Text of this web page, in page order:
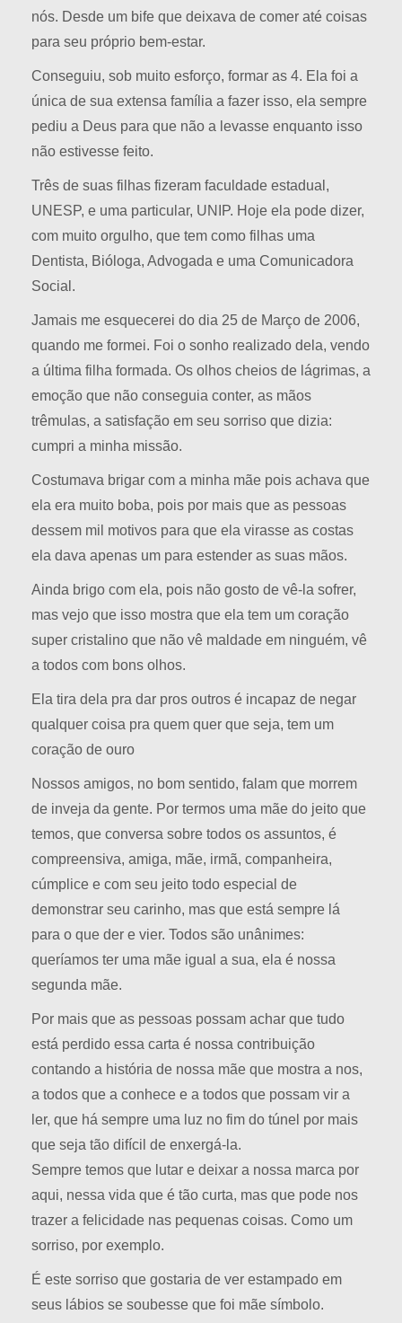
nós. Desde um bife que deixava de comer até coisas
para seu próprio bem-estar.
Conseguiu, sob muito esforço, formar as 4. Ela foi a
única de sua extensa família a fazer isso, ela sempre
pediu a Deus para que não a levasse enquanto isso
não estivesse feito.
Três de suas filhas fizeram faculdade estadual,
UNESP, e uma particular, UNIP. Hoje ela pode dizer,
com muito orgulho, que tem como filhas uma
Dentista, Bióloga, Advogada e uma Comunicadora
Social.
Jamais me esquecerei do dia 25 de Março de 2006,
quando me formei. Foi o sonho realizado dela, vendo
a última filha formada. Os olhos cheios de lágrimas, a
emoção que não conseguia conter, as mãos
trêmulas, a satisfação em seu sorriso que dizia:
cumpri a minha missão.
Costumava brigar com a minha mãe pois achava que
ela era muito boba, pois por mais que as pessoas
dessem mil motivos para que ela virasse as costas
ela dava apenas um para estender as suas mãos.
Ainda brigo com ela, pois não gosto de vê-la sofrer,
mas vejo que isso mostra que ela tem um coração
super cristalino que não vê maldade em ninguém, vê
a todos com bons olhos.
Ela tira dela pra dar pros outros é incapaz de negar
qualquer coisa pra quem quer que seja, tem um
coração de ouro
Nossos amigos, no bom sentido, falam que morrem
de inveja da gente. Por termos uma mãe do jeito que
temos, que conversa sobre todos os assuntos, é
compreensiva, amiga, mãe, irmã, companheira,
cúmplice e com seu jeito todo especial de
demonstrar seu carinho, mas que está sempre lá
para o que der e vier. Todos são unânimes:
queríamos ter uma mãe igual a sua, ela é nossa
segunda mãe.
Por mais que as pessoas possam achar que tudo
está perdido essa carta é nossa contribuição
contando a história de nossa mãe que mostra a nos,
a todos que a conhece e a todos que possam vir a
ler, que há sempre uma luz no fim do túnel por mais
que seja tão difícil de enxergá-la.
Sempre temos que lutar e deixar a nossa marca por
aqui, nessa vida que é tão curta, mas que pode nos
trazer a felicidade nas pequenas coisas. Como um
sorriso, por exemplo.
É este sorriso que gostaria de ver estampado em
seus lábios se soubesse que foi mãe símbolo.